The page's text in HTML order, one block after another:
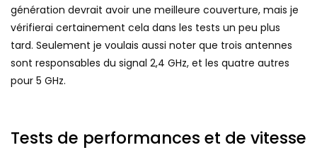
génération devrait avoir une meilleure couverture, mais je
vérifierai certainement cela dans les tests un peu plus
tard. Seulement je voulais aussi noter que trois antennes
sont responsables du signal 2,4 GHz, et les quatre autres
pour 5 GHz.
Tests de performances et de vitesse